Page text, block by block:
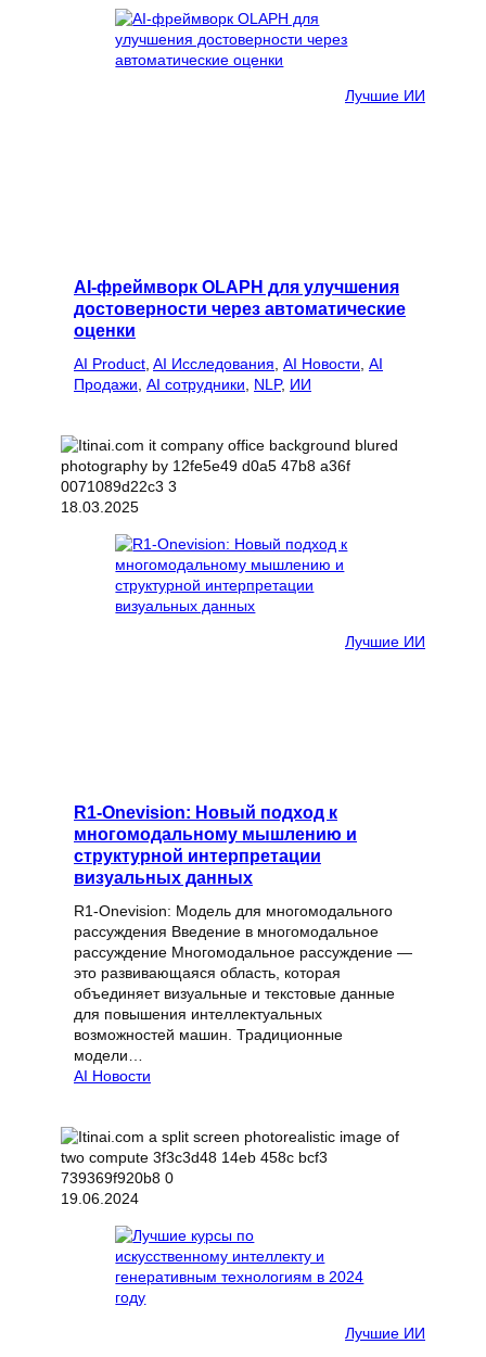
Лучшие ИИ
AI-фреймворк OLAPH для улучшения
достоверности через автоматические
оценки
AI Product, AI Исследования, AI Новости, AI
Продажи, AI сотрудники, NLP, ИИ
18.03.2025
Лучшие ИИ
R1-Onevision: Новый подход к
многомодальному мышлению и
структурной интерпретации
визуальных данных
R1-Onevision: Модель для многомодального
рассуждения Введение в многомодальное
рассуждение Многомодальное рассуждение —
это развивающаяся область, которая
объединяет визуальные и текстовые данные
для повышения интеллектуальных
возможностей машин. Традиционные
модели…
AI Новости
19.06.2024
Лучшие ИИ